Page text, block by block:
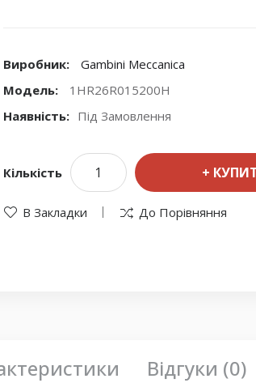
Виробник:
Gambini Meccanica
Модель:
1HR26R015200H
Наявність: Під Замовлення
Кількість
В Закладки До Порівняння
Відгуки (0)